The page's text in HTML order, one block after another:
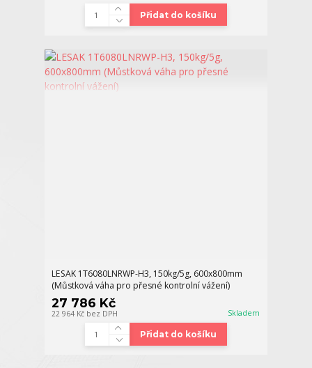
Přidat do košíku
LESAK 1T6080LNRWP-H3, 150kg/5g, 600x800mm
(Můstková váha pro přesné kontrolní vážení)
27 786 Kč
22 964 Kč bez DPH Skladem
Přidat do košíku